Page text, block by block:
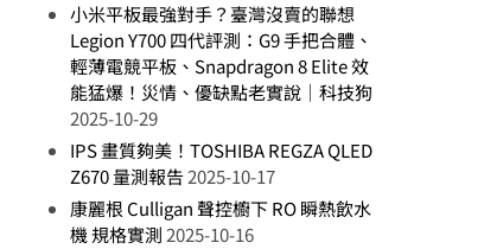
小米平板最強對手？臺灣沒賣的聯想
Legion Y700 四代評測：G9 手把合體、
輕薄電競平板、Snapdragon 8 Elite 效
能猛爆！災情、優缺點老實說｜科技狗
2025-10-29
IPS 畫質夠美！TOSHIBA REGZA QLED
Z670 量測報告2025-10-17
康麗根 Culligan 聲控櫥下 RO 瞬熱飲水
機 規格實測2025-10-16